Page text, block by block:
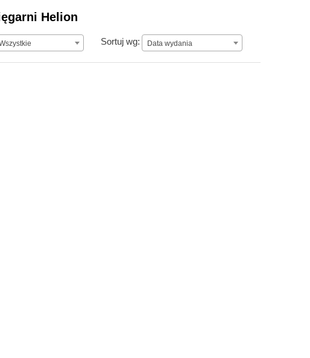
Helion
Sortuj wg: Data wydania
Data wydania